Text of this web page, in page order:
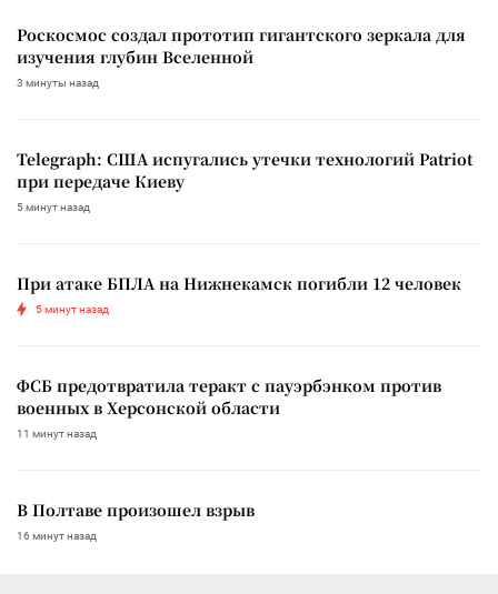
Роскосмос создал прототип гигантского зеркала для
изучения глубин Вселенной
3 минуты назад
Telegraph: США испугались утечки технологий Patriot
при передаче Киеву
5 минут назад
При атаке БПЛА на Нижнекамск погибли 12 человек
5 минут назад
ФСБ предотвратила теракт с пауэрбэнком против
военных в Херсонской области
11 минут назад
В Полтаве произошел взрыв
16 минут назад